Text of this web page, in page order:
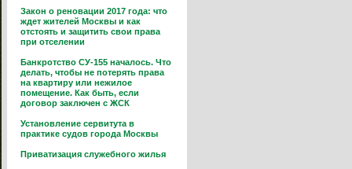
Закон о реновации 2017 года: что
ждет жителей Москвы и как
отстоять и защитить свои права
при отселении
Банкротство СУ-155 началось. Что
делать, чтобы не потерять права
на квартиру или нежилое
помещение. Как быть, если
договор заключен с ЖСК
Установление сервитута в
практике судов города Москвы
Приватизация служебного жилья